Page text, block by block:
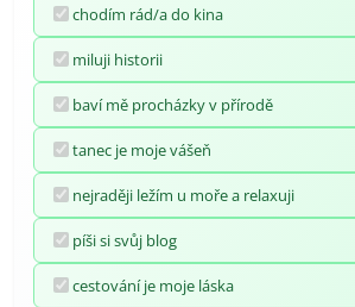
chodím rád/a do kina
miluji historii
baví mě procházky v přírodě
tanec je moje vášeň
nejraději ležím u moře a relaxuji
píši si svůj blog
cestování je moje láska